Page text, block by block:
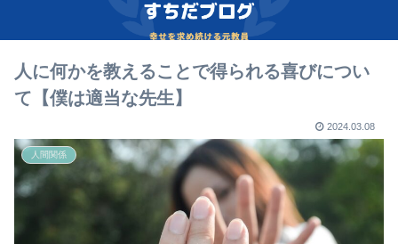
人に何かを教えることで得られる喜びについ
て【僕は適当な先生】
2024.03.08
人間関係